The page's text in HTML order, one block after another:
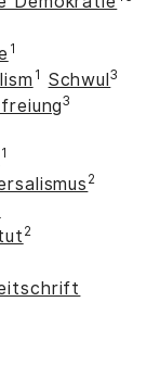
1
1 Schwul3
3
1
2
2